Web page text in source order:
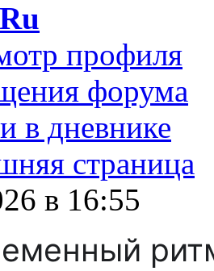
профиля
форума
в дневнике
страница
в 16:55